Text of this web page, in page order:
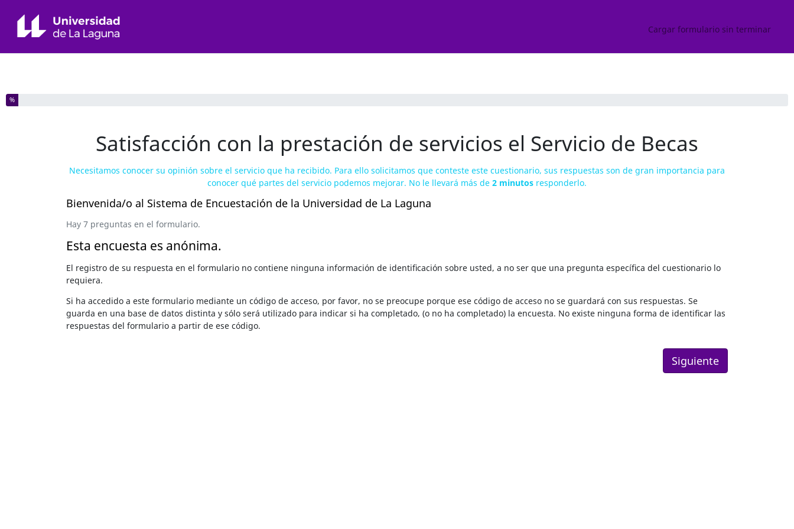
Cargar formulario sin terminar
Ha completado el % de este formulario
%
Satisfacción con la prestación de servicios el Servicio de Becas
Necesitamos conocer su opinión sobre el servicio que ha recibido. Para ello solicitamos que conteste este cuestionario, sus respuestas son de gran importancia para
conocer qué partes del servicio podemos mejorar. No le llevará más de 2 minutos responderlo.
Bienvenida/o al Sistema de Encuestación de la Universidad de La Laguna
Hay 7 preguntas en el formulario.
Esta encuesta es anónima.
El registro de su respuesta en el formulario no contiene ninguna información de identificación sobre usted, a no ser que una pregunta específica del cuestionario lo
requiera.
Si ha accedido a este formulario mediante un código de acceso, por favor, no se preocupe porque ese código de acceso no se guardará con sus respuestas. Se
guarda en una base de datos distinta y sólo será utilizado para indicar si ha completado, (o no ha completado) la encuesta. No existe ninguna forma de identificar las
respuestas del formulario a partir de ese código.
Siguiente